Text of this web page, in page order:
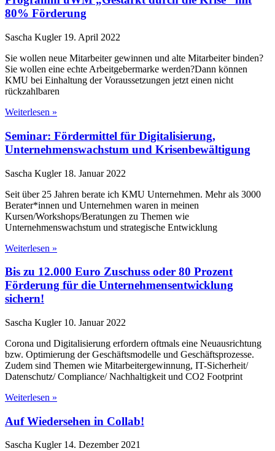
80% Förderung
Sascha Kugler 19. April 2022
Sie wollen neue Mitarbeiter gewinnen und alte Mitarbeiter binden?
Sie wollen eine echte Arbeitgebermarke werden?Dann können
KMU bei Einhaltung der Voraussetzungen jetzt einen nicht
rückzahlbaren
Weiterlesen »
Seminar: Fördermittel für Digitalisierung,
Unternehmenswachstum und Krisenbewältigung
Sascha Kugler 18. Januar 2022
Seit über 25 Jahren berate ich KMU Unternehmen. Mehr als 3000
Berater*innen und Unternehmen waren in meinen
Kursen/Workshops/Beratungen zu Themen wie
Unternehmenswachstum und strategische Entwicklung
Weiterlesen »
Bis zu 12.000 Euro Zuschuss oder 80 Prozent
Förderung für die Unternehmensentwicklung
sichern!
Sascha Kugler 10. Januar 2022
Corona und Digitalisierung erfordern oftmals eine Neuausrichtung
bzw. Optimierung der Geschäftsmodelle und Geschäftsprozesse.
Zudem sind Themen wie Mitarbeitergewinnung, IT-Sicherheit/
Datenschutz/ Compliance/ Nachhaltigkeit und CO2 Footprint
Weiterlesen »
Auf Wiedersehen in Collab!
Sascha Kugler 14. Dezember 2021